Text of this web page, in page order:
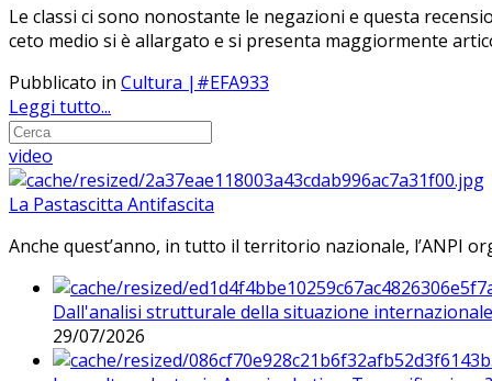
Le classi ci sono nonostante le negazioni e questa
ceto medio si è allargato e si presenta maggiormente
Pubblicato in Cultura |#EFA933
Leggi tutto...
video
La Pastascitta Antifascita
Anche quest’anno, in tutto il territorio nazionale, l’ANPI
Dall'analisi strutturale della situazione
29/07/2026